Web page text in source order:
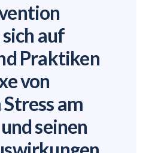
auf
Praktiken
von
am
seinen